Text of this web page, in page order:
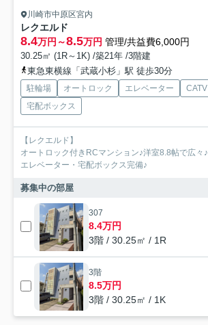
川崎市中原区宮内
レクエルド
8.4万円～8.5万円 管理/共益費6,000円
30.25㎡ (1R～1K) /築21年 /3階建
東急東横線「武蔵小杉」駅 徒歩30分
駐輪場 オートロック エレベーター CATV
宅配ボックス
【レクエルド】
オートロック付きRCマンション♪洋室8.8帖で広々♪
エレベーター・宅配ボックス完備♪
募集中の部屋
307
8.4万円
3階 / 30.25㎡ / 1R
3階
8.5万円
3階 / 30.25㎡ / 1K